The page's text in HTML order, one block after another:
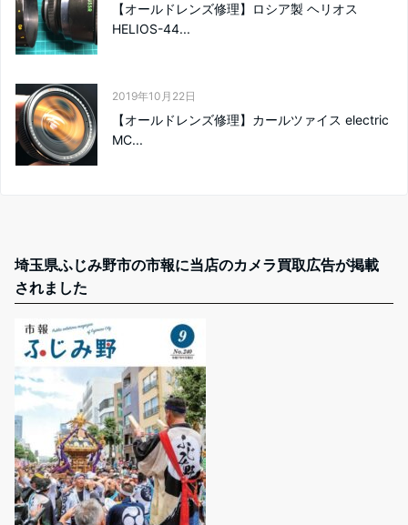
【オールドレンズ修理】ロシア製 ヘリオス
HELIOS-44...
2019年10月22日
【オールドレンズ修理】カールツァイス electric
MC...
埼玉県ふじみ野市の市報に当店のカメラ買取広告が掲載
されました